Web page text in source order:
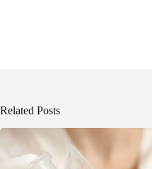
Related Posts